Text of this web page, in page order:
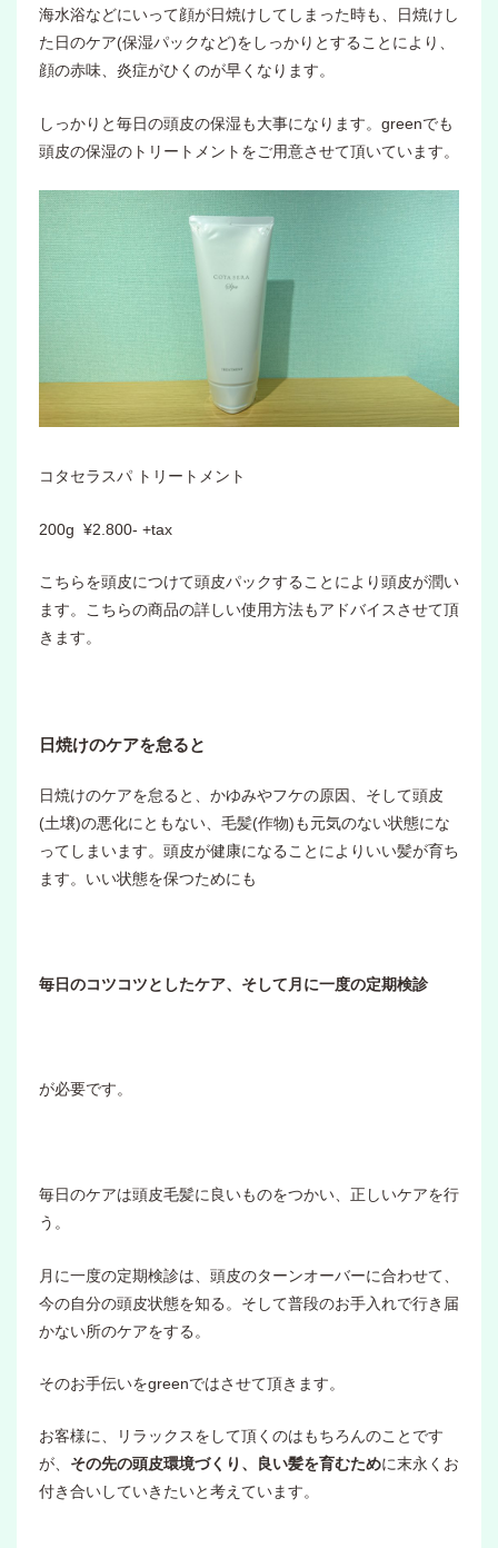
海水浴などにいって顔が日焼けしてしまった時も、日焼けし
た日のケア(保湿パックなど)をしっかりとすることにより、
顔の赤味、炎症がひくのが早くなります。
しっかりと毎日の頭皮の保湿も大事になります。greenでも
頭皮の保湿のトリートメントをご用意させて頂いています。
コタセラスパ トリートメント
200g ¥2.800- +tax
こちらを頭皮につけて頭皮パックすることにより頭皮が潤い
ます。こちらの商品の詳しい使用方法もアドバイスさせて頂
きます。
日焼けのケアを怠ると
日焼けのケアを怠ると、かゆみやフケの原因、そして頭皮
(土壌)の悪化にともない、毛髪(作物)も元気のない状態にな
ってしまいます。頭皮が健康になることによりいい髪が育ち
ます。いい状態を保つためにも
毎日のコツコツとしたケア、そして月に一度の定期検診
が必要です。
毎日のケアは頭皮毛髪に良いものをつかい、正しいケアを行
う。
月に一度の定期検診は、頭皮のターンオーバーに合わせて、
今の自分の頭皮状態を知る。そして普段のお手入れで行き届
かない所のケアをする。
そのお手伝いをgreenではさせて頂きます。
お客様に、リラックスをして頂くのはもちろんのことです
が、 その先の頭皮環境づくり、良い髪を育むために末永くお
付き合いしていきたいと考えています。